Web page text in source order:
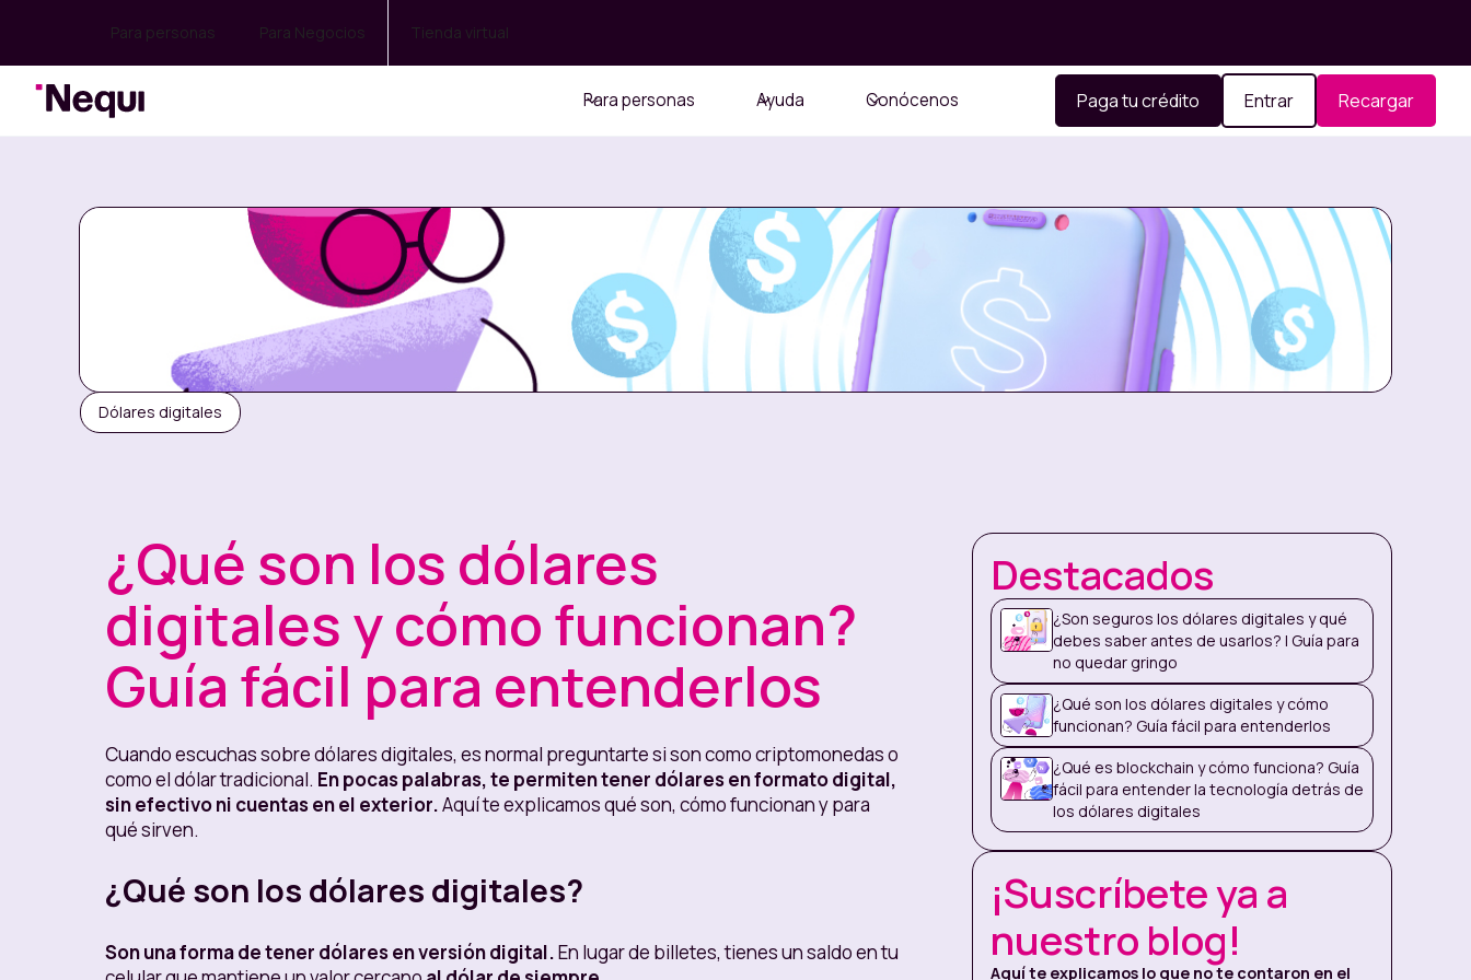
Para personas Para Negocios Tienda virtual
Para personas Ayuda Conócenos Paga tu crédito Entrar Recargar
Dólares digitales
¿Qué son los dólares
digitales y cómo funcionan?
Guía fácil para entenderlos
Cuando escuchas sobre dólares digitales, es normal preguntarte si son como criptomonedas o
como el dólar tradicional. En pocas palabras, te permiten tener dólares en formato digital,
sin efectivo ni cuentas en el exterior.Aquí te explicamos qué son, cómo funcionan y para
qué sirven.
¿Qué son los dólares digitales?
Son una forma de tener dólares en versión digital.En lugar de billetes, tienes un saldo en tu
Destacados
¿Son seguros los dólares digitales y qué
debes saber antes de usarlos? | Guía para
no quedar gringo
¿Qué son los dólares digitales y cómo
funcionan? Guía fácil para entenderlos
¿Qué es blockchain y cómo funciona? Guía
fácil para entender la tecnología detrás de
los dólares digitales
¡Suscríbete ya a
nuestro blog!
Aquí te explicamos lo que no te contaron en el